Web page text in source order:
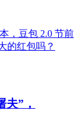
，豆包 2.0 节前
的红包吗？
夫”，